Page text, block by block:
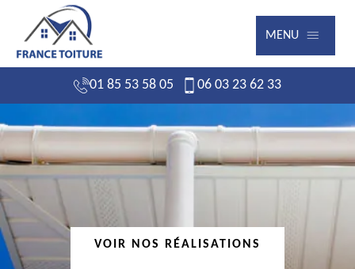
MENU
01 85 53 58 05 06 03 23 62 33
VOIR NOS RÉALISATIONS